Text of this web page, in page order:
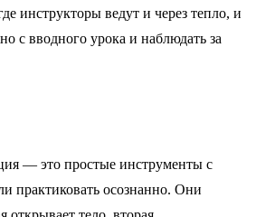
инструкторы ведут и через тепло, и
с вводного урока и наблюдать за
— это простые инструменты с
практиковать осознанно. Они